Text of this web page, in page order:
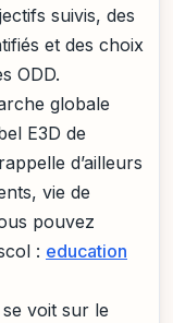
suivis, des
et des choix
ODD.
globale
E3D de
d’ailleurs
vie de
pouvez
: education
voit sur le